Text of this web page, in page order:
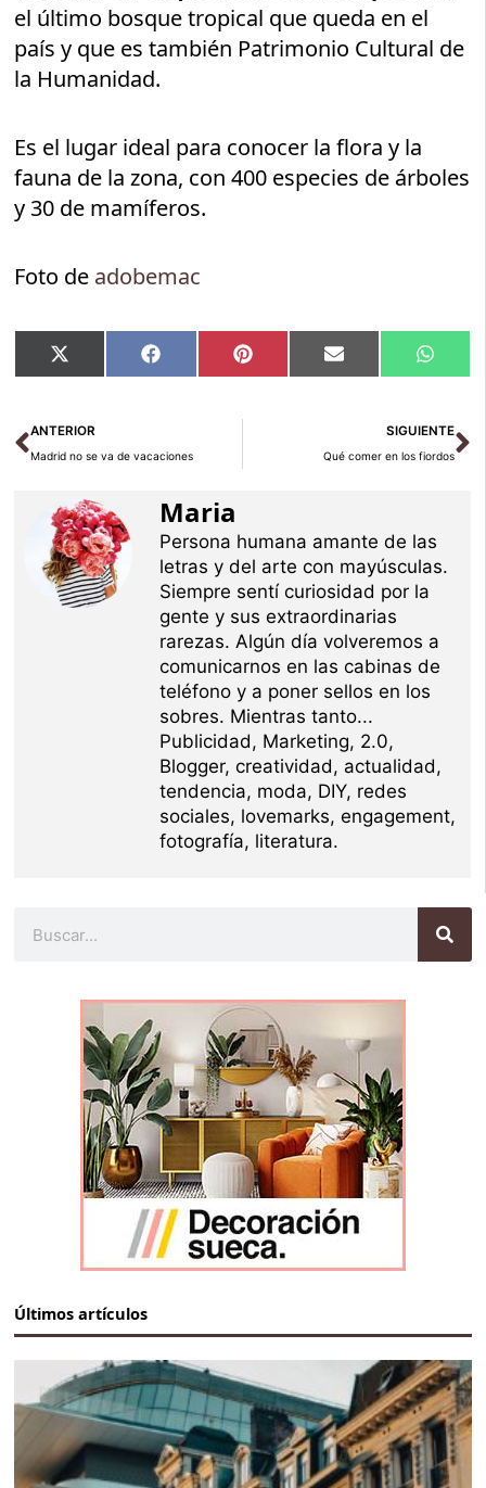
el último bosque tropical que queda en el
país y que es también Patrimonio Cultural de
la Humanidad.
Es el lugar ideal para conocer la flora y la
fauna de la zona, con 400 especies de árboles
y 30 de mamíferos.
Foto de adobemac
Compartir
en
X
(Twitter)
Compartir
en
Facebook Compartir
en
Pinterest Compartir
en
Email
en
Ant
ANTERIOR
Madrid no se va de vacaciones
SIGUIENTE
Qué comer en los fiordos
Maria
Persona humana amante de las
letras y del arte con mayúsculas.
Siempre sentí curiosidad por la
gente y sus extraordinarias
rarezas. Algún día volveremos a
comunicarnos en las cabinas de
teléfono y a poner sellos en los
sobres. Mientras tanto...
Publicidad, Marketing, 2.0,
Blogger, creatividad, actualidad,
tendencia, moda, DIY, redes
sociales, lovemarks, engagement,
fotografía, literatura.
Últimos artículos